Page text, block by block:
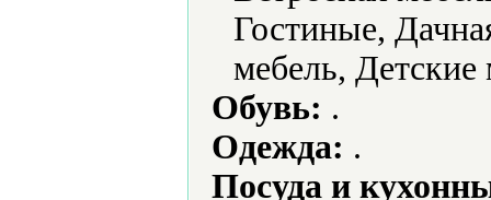
Гостиные,
мебель, Детские
Обувь: .
Одежда: .
Посуда и